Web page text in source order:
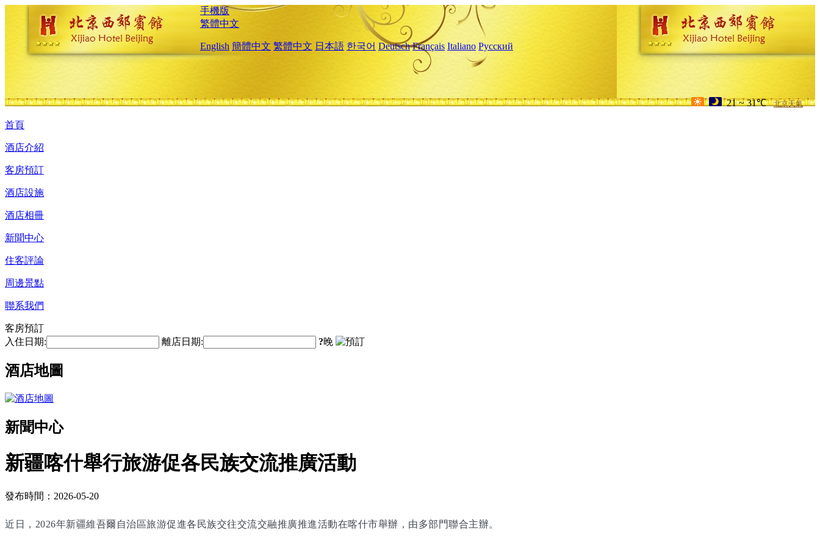
手機版
繁體中文
English 簡體中文 繁體中文 日本語 한국어 Deutsch Français Italiano Русский
21 ~ 31℃ 北京天氣
首頁
酒店介紹
客房預訂
酒店設施
酒店相冊
新聞中心
住客評論
周邊景點
聯系我們
客房預訂
入住日期:
離店日期: ?晚
酒店地圖
新聞中心
新疆喀什舉行旅游促各民族交流推廣活動
發布時間：2026-05-20
近日，2026年新疆維吾爾自治區旅游促進各民族交往交流交融推廣推進活動在喀什市舉辦，由多部門聯合主辦。